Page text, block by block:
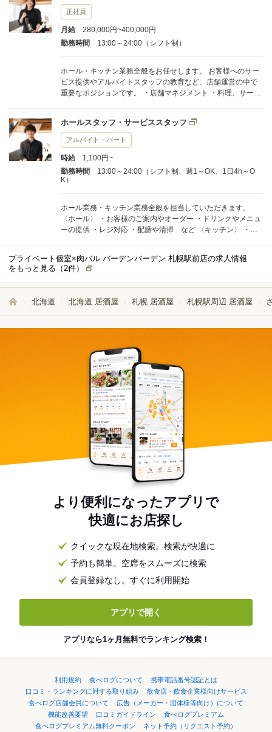
正社員
月給
280,000円~400,000円
勤務時間
13:00～24:00（シフト制）
ホール・キッチン業務全般をお任せします。 お客様へのサー
ビス提供やアルバイトスタッフの教育など、店舗運営の中で
重要なポジションです。 ・店舗マネジメント ・料理、サービ
イトスタッフの教育 など 今までの経験を活かし、新しい提
案や取り組みをしていただける方は大歓迎。また、未経験者
で今からスキルを身につけたい方、やる気さえあれば大丈
夫。 基本からしっかりお教えしますので、まずはできる事か
ら始めていきましょう！
ホールスタッフ・サービススタッフ
アルバイト・パート
時給
1,100円~
勤務時間
13:00～24:00（シフト制、週1～OK、1日4h～O
K）
ホール業務・キッチン業務全般を担当していただきます。
〈ホール〉 ・お客様のご案内やオーダー ・ドリンクやメニュ
ーの提供 ・レジ対応 ・配膳や清掃 など 〈キッチン〉 ・食
りのスタッフがやさしくサポートしますので、未経験の方で
もご安心ください。もちろん経験者の方も大歓迎！即戦力と
してご活躍していただける環境です。
プライベート個室×肉バル バーデンバーデン 札幌駅前店の求人情報
をもっと見る（2件）
北海道 北海道 居酒屋 札幌 居酒屋 札幌駅周辺 居酒屋
より便利になったアプリで
快適にお店探し
クイックな現在地検索。検索が快適に
予約も簡単。空席をスムーズに検索
会員登録なし。すぐに利用開始
アプリで開く
アプリなら1ヶ月無料でランキング検索！
利用規約 食べログについて
携帯電話番号認証とは
口コミ・ランキングに対する取り組み
飲食店・飲食企業様向けサービス
食べログ店舗会員について
広告（メーカー・団体様等向け）について
機能改善要望
口コミガイドライン
食べログプレミアム
食べログプレミアム無料クーポン
ネット予約（リクエスト予約）